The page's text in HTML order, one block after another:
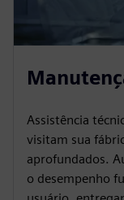
Assistência
visitam sua
aprofundados.
o desempenho